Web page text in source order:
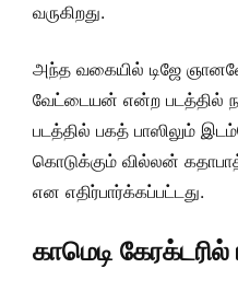
வருகிறது.
அந்த வகையில் டிஜே
வேட்டையன் என்ற படத்தில்
படத்தில் பகத் பாஸிலும்
கொடுக்கும் வில்லன்
என எதிர்பார்க்கப்பட்டது.
காமெடி